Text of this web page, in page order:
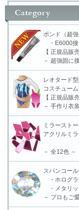
ボンド（超強
・E6000接
【 正規品販
－ 超強固に
レオタード
コスチュー
【 正規品販
－ 手作り衣
ミラースト
アクリルミ
－ 全12色 －
スパンコール
・ホログラ
・メタリッ
－ プロもご